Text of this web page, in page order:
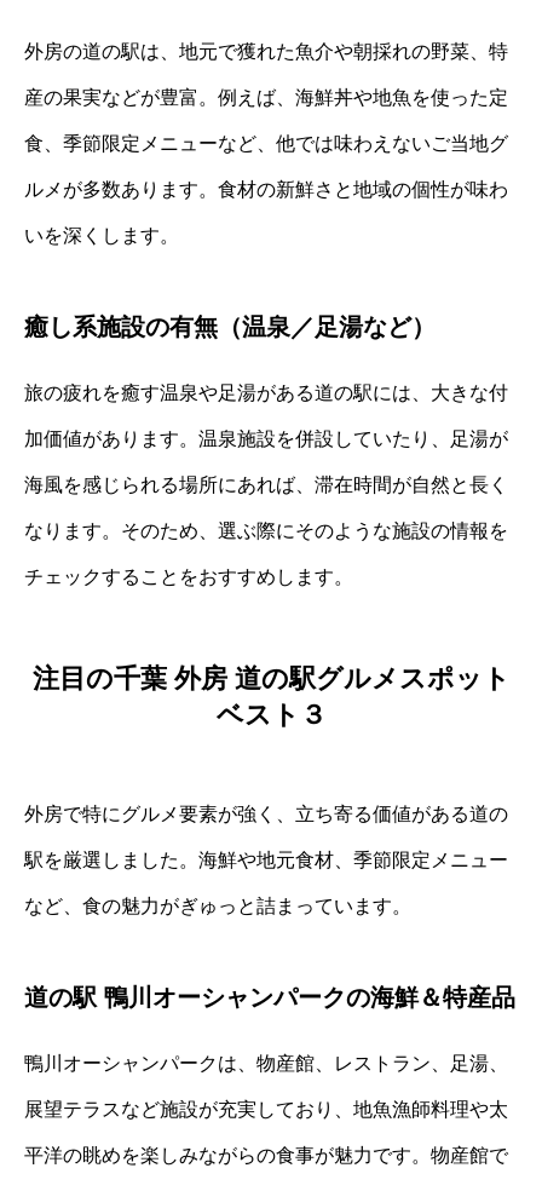
外房の道の駅は、地元で獲れた魚介や朝採れの野菜、特
産の果実などが豊富。例えば、海鮮丼や地魚を使った定
食、季節限定メニューなど、他では味わえないご当地グ
ルメが多数あります。食材の新鮮さと地域の個性が味わ
いを深くします。
癒し系施設の有無（温泉／足湯など）
旅の疲れを癒す温泉や足湯がある道の駅には、大きな付
加価値があります。温泉施設を併設していたり、足湯が
海風を感じられる場所にあれば、滞在時間が自然と長く
なります。そのため、選ぶ際にそのような施設の情報を
チェックすることをおすすめします。
注目の千葉 外房 道の駅グルメスポット
ベスト３
外房で特にグルメ要素が強く、立ち寄る価値がある道の
駅を厳選しました。海鮮や地元食材、季節限定メニュー
など、食の魅力がぎゅっと詰まっています。
道の駅 鴨川オーシャンパークの海鮮＆特産品
鴨川オーシャンパークは、物産館、レストラン、足湯、
展望テラスなど施設が充実しており、地魚漁師料理や太
平洋の眺めを楽しみながらの食事が魅力です。物産館で